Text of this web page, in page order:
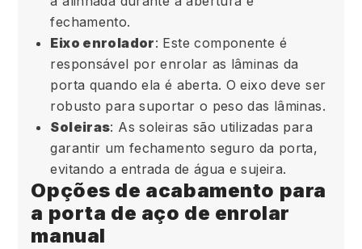
fechamento.
Eixo enrolador: Este componente é
responsável por enrolar as lâminas da
porta quando ela é aberta. O eixo deve ser
robusto para suportar o peso das lâminas.
Soleiras: As soleiras são utilizadas para
garantir um fechamento seguro da porta,
evitando a entrada de água e sujeira.
Opções de acabamento para
a porta de aço de enrolar
manual